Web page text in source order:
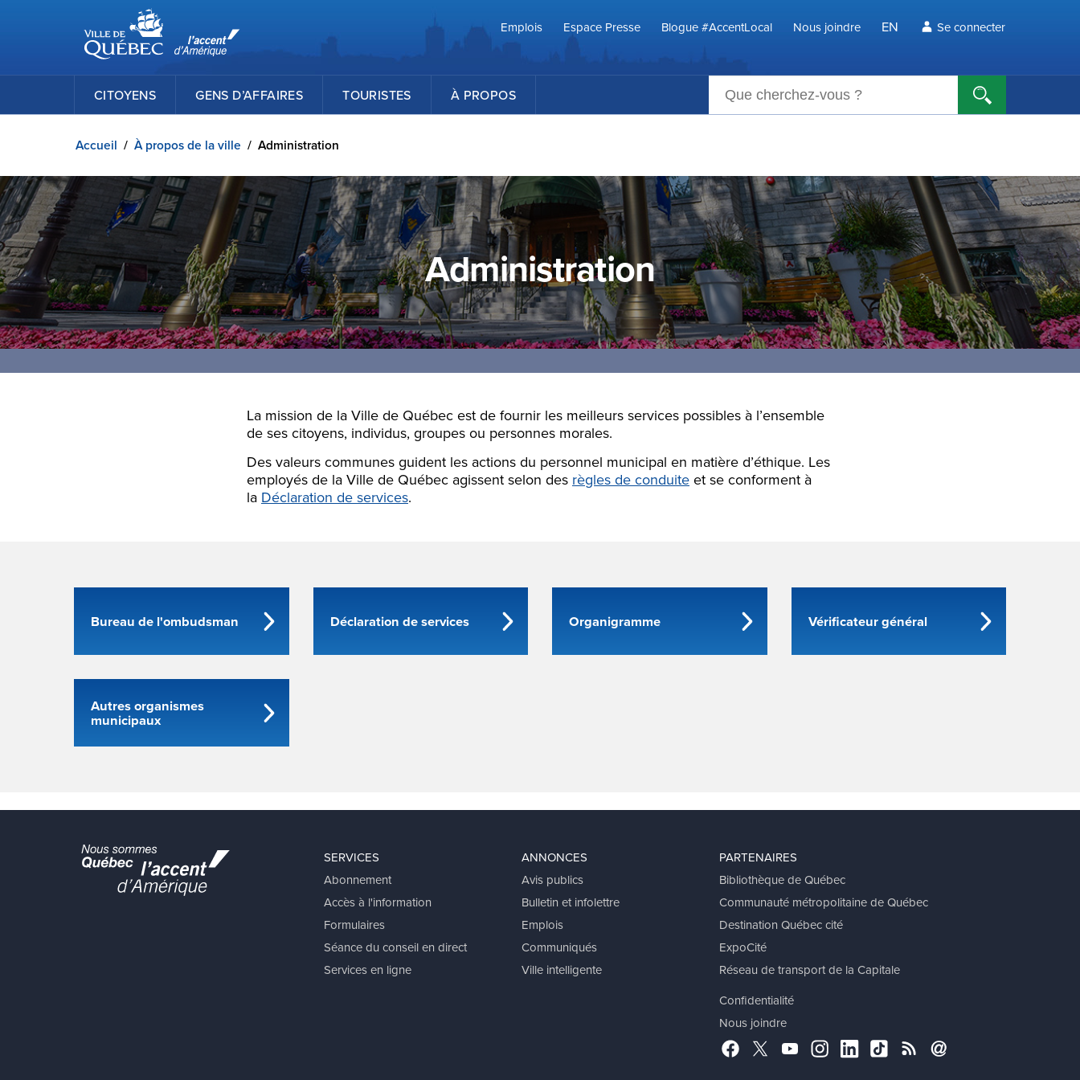
Passer au contenu principal
Ville de Québec
Emplois
Espace Presse Blogue #AccentLocal Nous joindre EN Se connecter
CITOYENS GENS D’AFFAIRES TOURISTES À PROPOS
Accueil / À propos de la ville / Administration
Administration
La mission de la Ville de Québec est de fournir les meilleurs services possibles à l’ensemble
de ses citoyens, individus, groupes ou personnes morales.
Des valeurs communes guident les actions du personnel municipal en matière d’éthique. Les
employés de la Ville de Québec agissent selon des règles de conduite et se conforment à
la Déclaration de services.
Bureau de l'ombudsman Déclaration de services Organigramme Vérificateur général
Autres organismes
municipaux
SERVICES
Abonnement
Accès à l'information
Formulaires
Séance du conseil en direct
Services en ligne
ANNONCES
Avis publics
Bulletin et infolettre
Emplois
Communiqués
Ville intelligente
PARTENAIRES
Bibliothèque de Québec
Communauté métropolitaine de Québec
Destination Québec cité
ExpoCité
Réseau de transport de la Capitale
Confidentialité
Nous joindre
FacebookTwitterYouTubeInstagramLinkedInTikTokRSS Abonnement